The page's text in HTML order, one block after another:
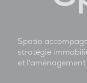
Spatio
stratégie
et